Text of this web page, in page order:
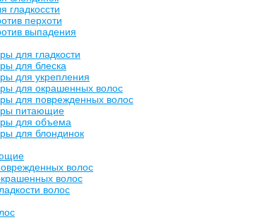
гладкоссти
перхоти
выпадения
для гладкости
для блеска
для укрепления
для окрашенных волос
для поврежденных волос
питающие
для объема
для блондинок
волос
волос
волос